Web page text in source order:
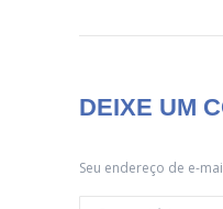
DEIXE UM
Seu endereço de e-